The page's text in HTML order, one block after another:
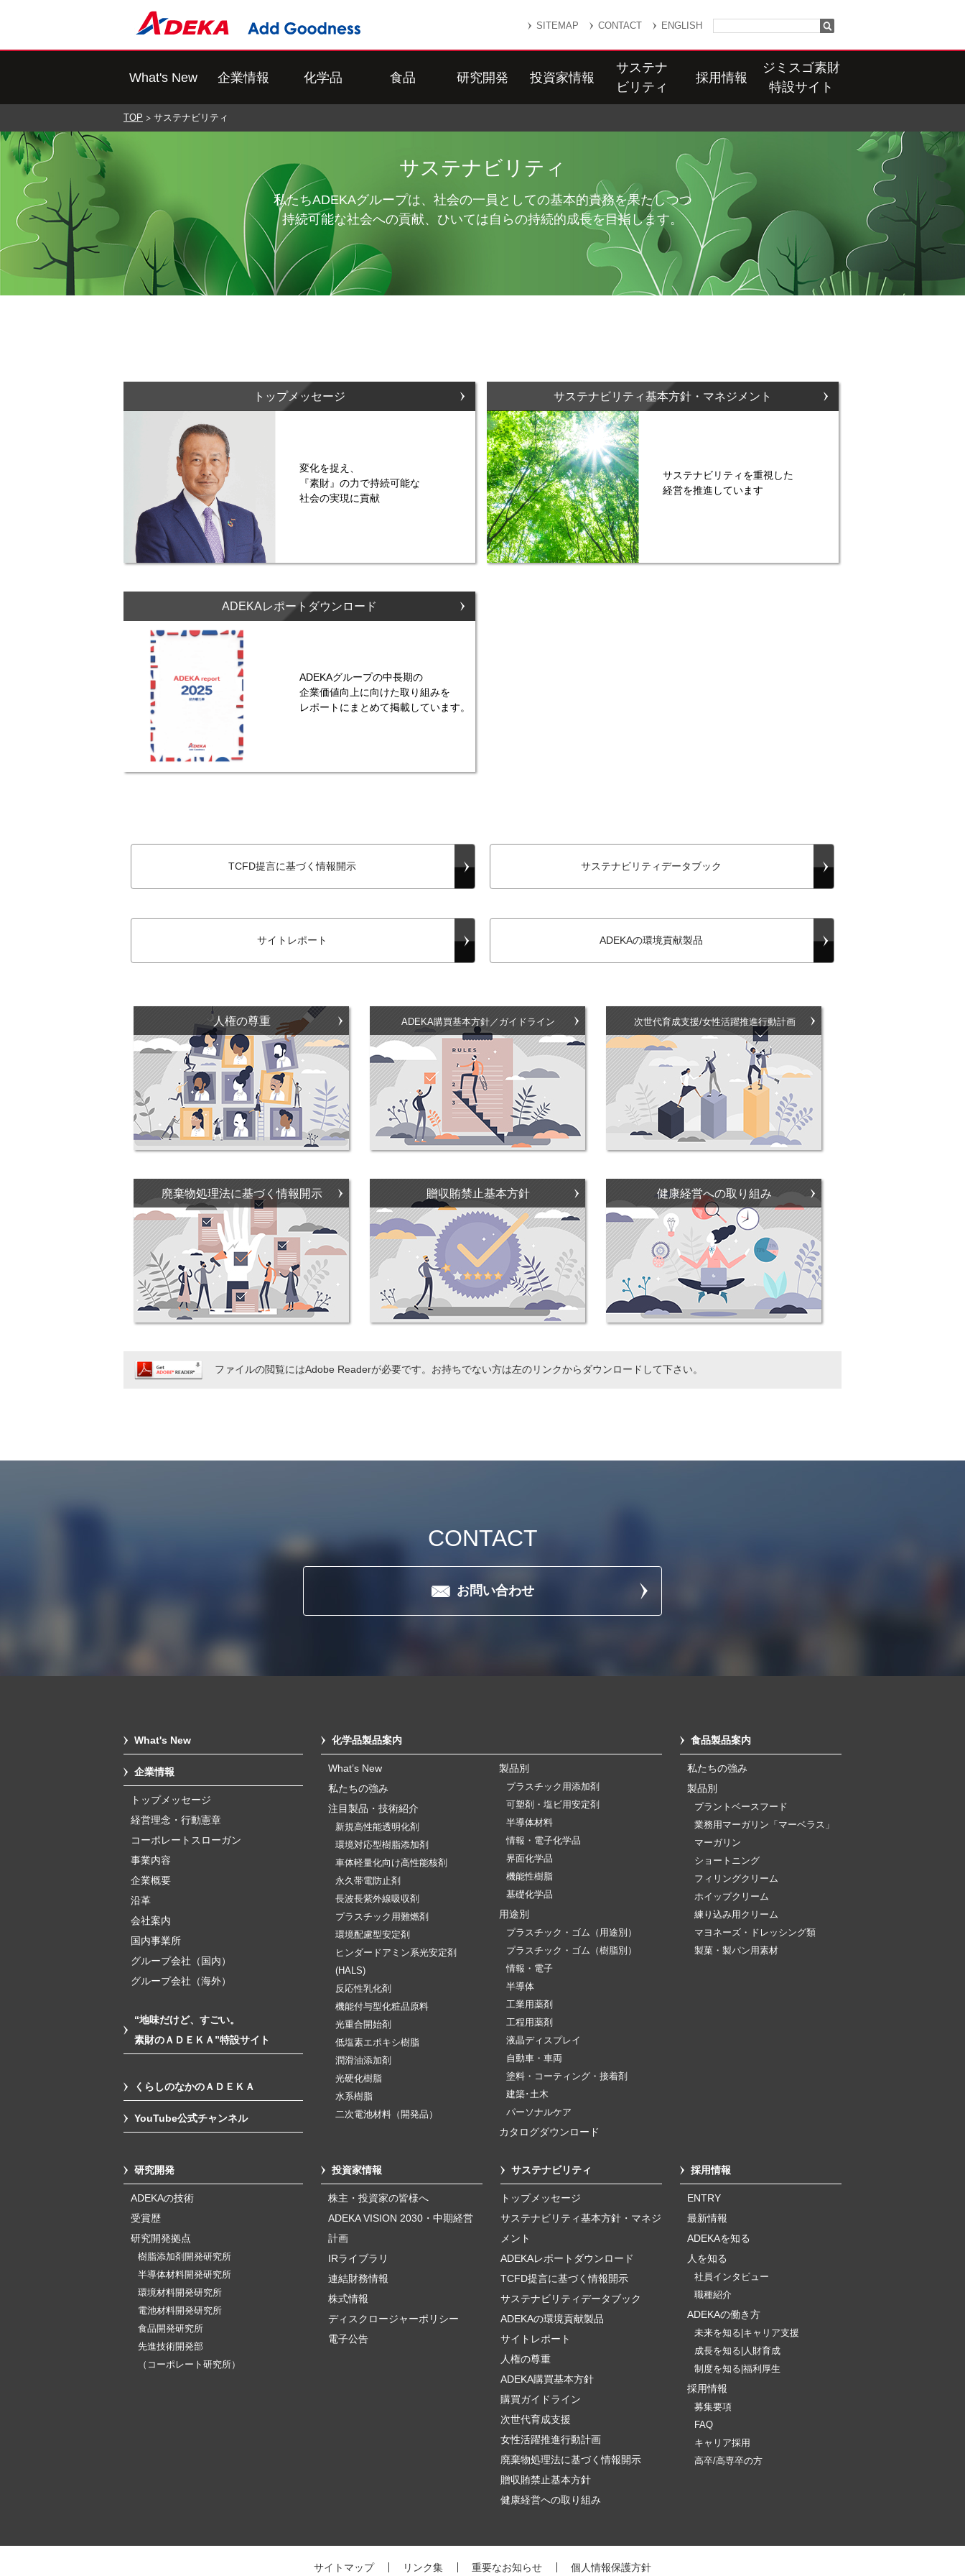
SITEMAP CONTACT ENGLISH
What's New 企業情報 化学品 食品 研究開発 投資家情報
サステナ
ビリティ
採用情報
ジミスゴ素財
特設サイト
TOP サステナビリティ
サステナビリティ
私たちADEKAグループは、社会の一員としての基本的責務を果たしつつ
持続可能な社会への貢献、ひいては自らの持続的成長を目指します。
変化を捉え、
『素財』の力で持続可能な
社会の実現に貢献
トップメッセージ
サステナビリティを重視した
経営を推進しています
サステナビリティ基本方針・マネジメント
ADEKAグループの中長期の
企業価値向上に向けた取り組みを
レポートにまとめて掲載しています。
ADEKAレポートダウンロード
TCFD提言に基づく情報開示 サステナビリティデータブック
サイトレポート ADEKAの環境貢献製品
人権の尊重 ADEKA購買基本方針／ガイドライン 次世代育成支援/女性活躍推進行動計画
廃棄物処理法に基づく情報開示 贈収賄禁止基本方針 健康経営への取り組み
ファイルの閲覧にはAdobe Readerが必要です。お持ちでない方は左のリンクからダウンロードして下さい。
CONTACT
お問い合わせ
What's New
企業情報
トップメッセージ
経営理念・行動憲章
コーポレートスローガン
事業内容
企業概要
沿革
会社案内
国内事業所
グループ会社（国内）
グループ会社（海外）
“地味だけど、すごい。
素財のＡＤＥＫＡ”特設サイト
くらしのなかのＡＤＥＫＡ
YouTube公式チャンネル
化学品製品案内
What’s New
私たちの強み
注目製品・技術紹介
新規高性能透明化剤
環境対応型樹脂添加剤
車体軽量化向け高性能核剤
永久帯電防止剤
長波長紫外線吸収剤
プラスチック用難燃剤
環境配慮型安定剤
ヒンダードアミン系光安定剤
(HALS)
反応性乳化剤
機能付与型化粧品原料
光重合開始剤
低塩素エポキシ樹脂
潤滑油添加剤
光硬化樹脂
水系樹脂
二次電池材料（開発品）
製品別
プラスチック用添加剤
可塑剤・塩ビ用安定剤
半導体材料
情報・電子化学品
界面化学品
機能性樹脂
基礎化学品
用途別
プラスチック・ゴム（用途別）
プラスチック・ゴム（樹脂別）
情報・電子
半導体
工業用薬剤
工程用薬剤
液晶ディスプレイ
自動車・車両
塗料・コーティング・接着剤
建築･土木
パーソナルケア
カタログダウンロード
食品製品案内
私たちの強み
製品別
プラントベースフード
業務用マーガリン「マーベラス」
マーガリン
ショートニング
フィリングクリーム
ホイップクリーム
練り込み用クリーム
マヨネーズ・ドレッシング類
製菓・製パン用素材
研究開発
ADEKAの技術
受賞歴
研究開発拠点
樹脂添加剤開発研究所
半導体材料開発研究所
環境材料開発研究所
電池材料開発研究所
食品開発研究所
先進技術開発部
（コーポレート研究所）
投資家情報
株主・投資家の皆様へ
ADEKA VISION 2030・中期経営
計画
IRライブラリ
連結財務情報
株式情報
ディスクロージャーポリシー
電子公告
サステナビリティ
トップメッセージ
サステナビリティ基本方針・マネジ
メント
ADEKAレポートダウンロード
TCFD提言に基づく情報開示
サステナビリティデータブック
ADEKAの環境貢献製品
サイトレポート
人権の尊重
ADEKA購買基本方針
購買ガイドライン
次世代育成支援
女性活躍推進行動計画
廃棄物処理法に基づく情報開示
贈収賄禁止基本方針
健康経営への取り組み
採用情報
ENTRY
最新情報
ADEKAを知る
人を知る
社員インタビュー
職種紹介
ADEKAの働き方
未来を知る|キャリア支援
成長を知る|人財育成
制度を知る|福利厚生
採用情報
募集要項
FAQ
キャリア採用
高卒/高専卒の方
サイトマップ リンク集 重要なお知らせ 個人情報保護方針